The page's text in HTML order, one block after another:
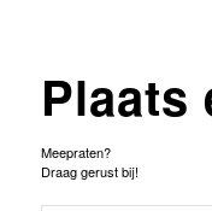
Plaats
Meepraten?
Draag gerust bij!